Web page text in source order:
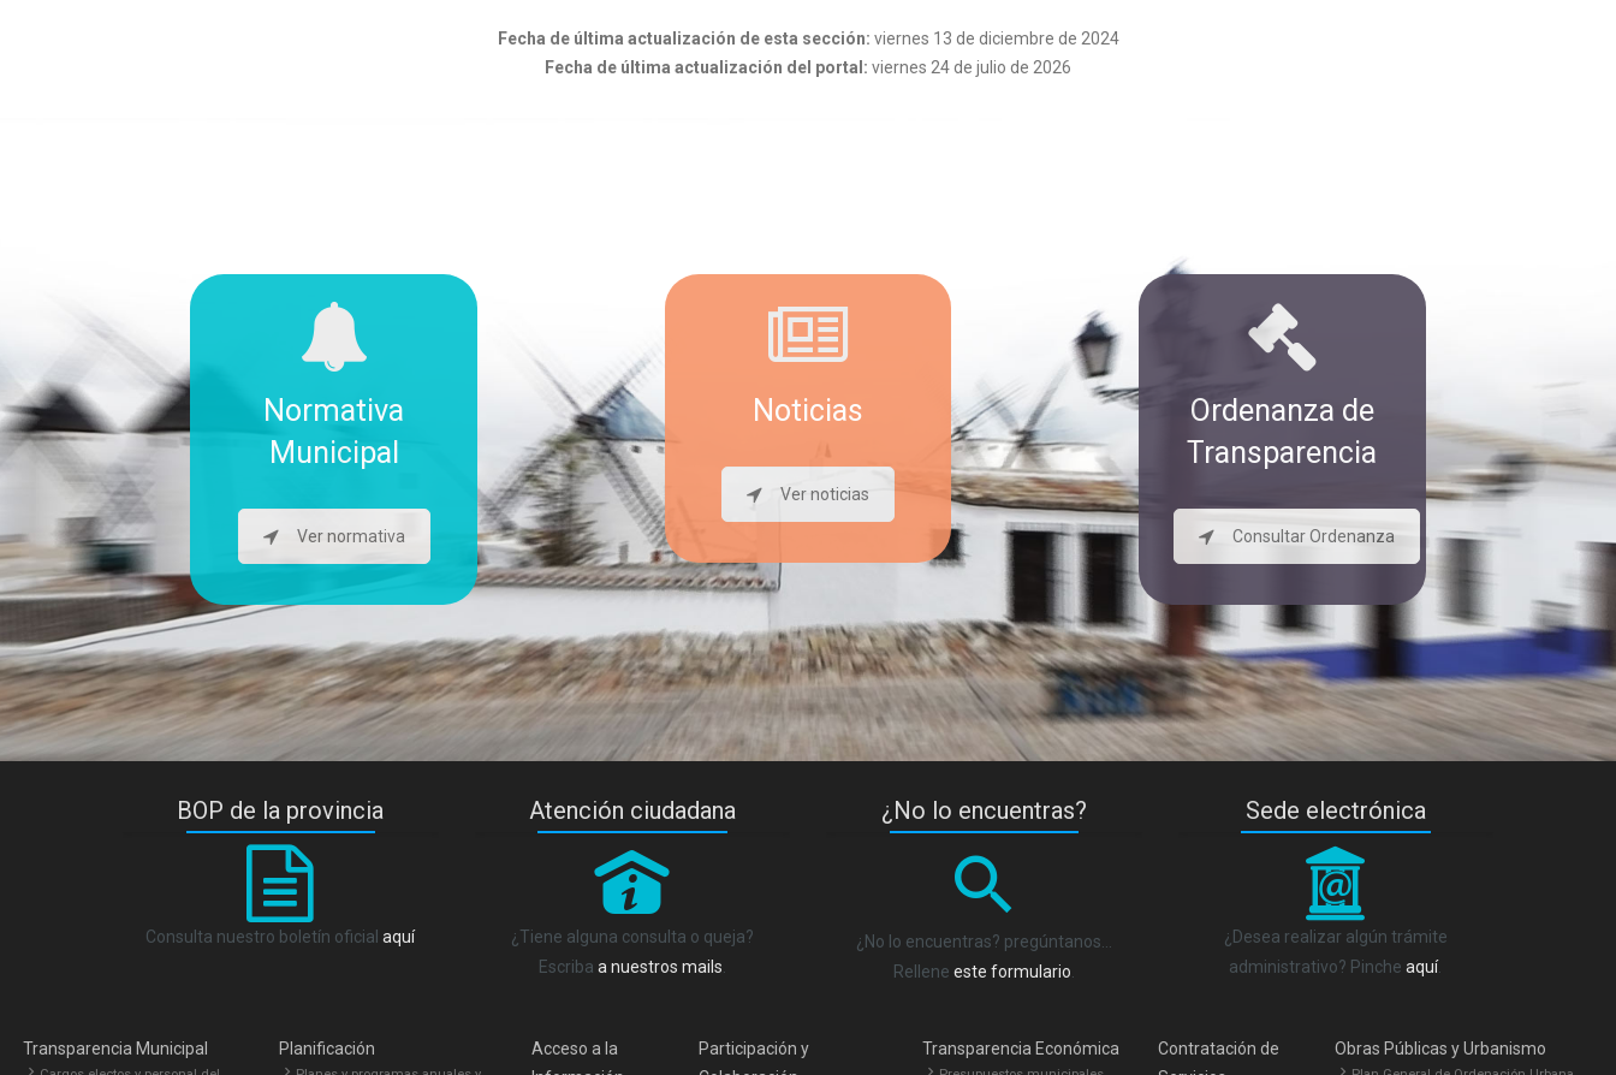
Fecha de última actualización de esta sección: viernes 13 de diciembre de 2024
Fecha de última actualización del portal: viernes 24 de julio de 2026
Normativa
Municipal
Ver normativa
Noticias
Ver noticias
Ordenanza de
Transparencia
Consultar Ordenanza
BOP de la provincia
Consulta nuestro boletín oficialaquí
Atención ciudadana
P
¿Tiene alguna consulta o queja?
Escriba a nuestros mails.
¿No lo encuentras?
¿No lo encuentras? pregúntanos…
Rellene este formulario.
Sede electrónica
_
¿Desea realizar algún trámite
administrativo? Pincheaquí.
Transparencia Municipal Planificación
Acceso a la
Participación y
Transparencia Económica
Contratación de
Obras Públicas y Urbanismo